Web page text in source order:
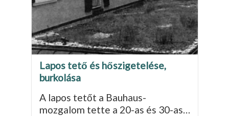
Lapos tető és hőszigetelése,
burkolása
A lapos tetőt a Bauhaus-
mozgalom tette a 20-as és 30-as…